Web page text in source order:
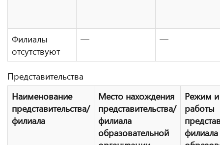
Филиалы
отсутствуют
— —
Представительства
Наименование
представительства/
филиала
Место нахождения
представительства/
филиала
образовательной
Режим
работы
филиала